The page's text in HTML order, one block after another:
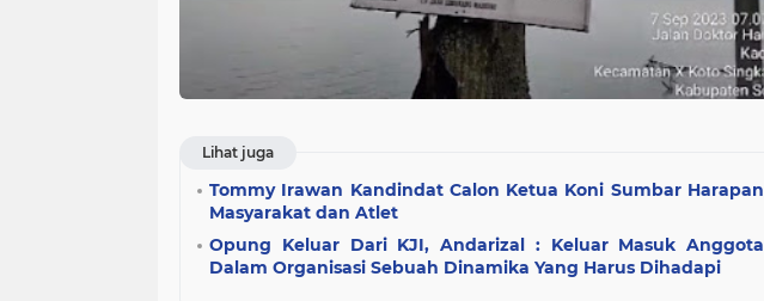
Lihat juga
Tommy Irawan Kandindat Calon Ketua Koni Sumbar Harapan
Masyarakat dan Atlet
Opung Keluar Dari KJI, Andarizal : Keluar Masuk Anggota
Dalam Organisasi Sebuah Dinamika Yang Harus Dihadapi